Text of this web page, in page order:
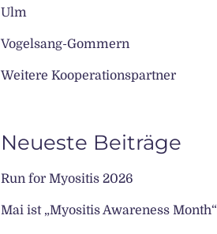
Ulm
Vogelsang-Gommern
Weitere Kooperationspartner
Neueste Beiträge
Run for Myositis 2026
Mai ist „Myositis Awareness Month“